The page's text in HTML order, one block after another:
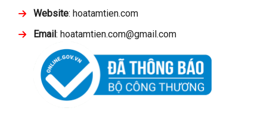
Website: hoatamtien.com
Email: hoatamtien.com@gmail.com